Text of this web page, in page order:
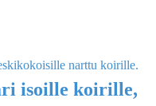
isoille koirille,